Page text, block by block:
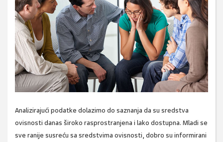
Analizirajući podatke dolazimo do saznanja da su sredstva
ovisnosti danas široko rasprostranjena i lako dostupna. Mladi se
sve ranije susreću sa sredstvima ovisnosti, dobro su informirani